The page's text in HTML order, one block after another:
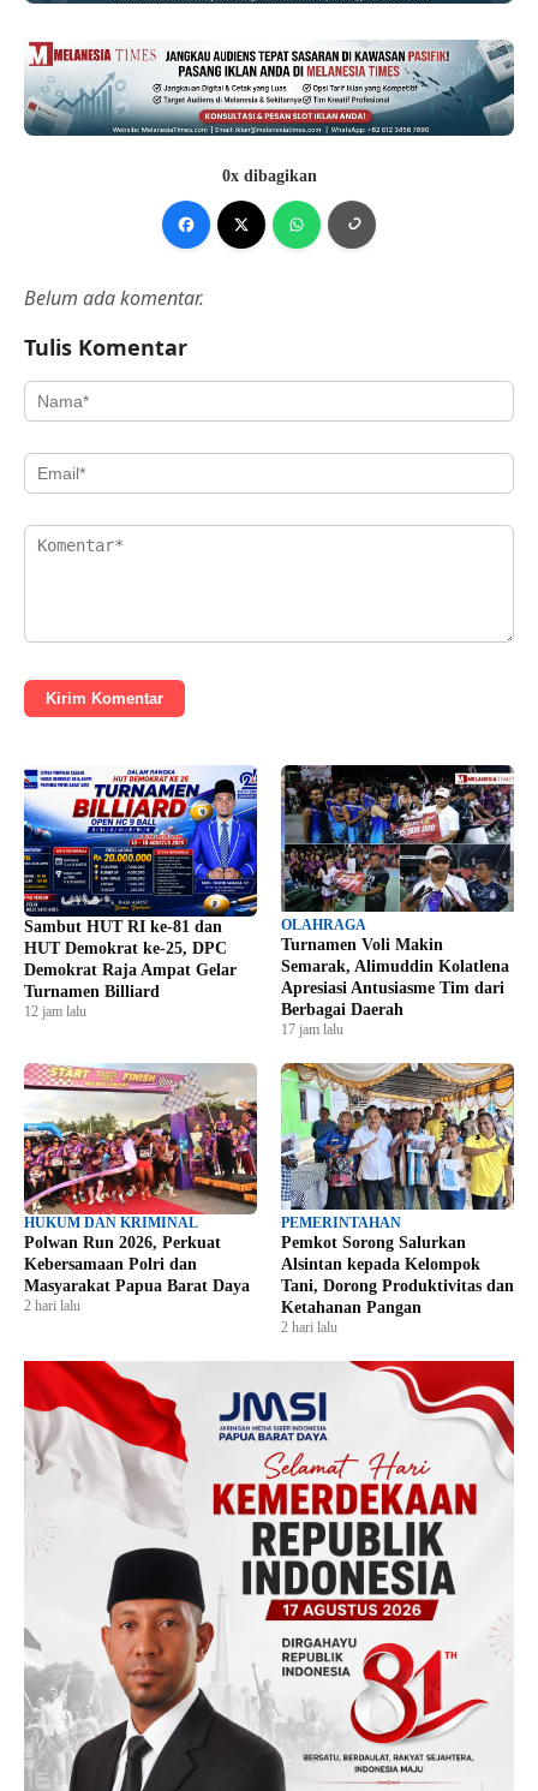
0x dibagikan
Belum ada komentar.
Tulis Komentar
Kirim Komentar
Sambut HUT RI ke-81 dan
HUT Demokrat ke-25, DPC
Demokrat Raja Ampat Gelar
Turnamen Billiard
12 jam lalu
OLAHRAGA
Turnamen Voli Makin
Semarak, Alimuddin Kolatlena
Apresiasi Antusiasme Tim dari
Berbagai Daerah
17 jam lalu
HUKUM DAN KRIMINAL
Polwan Run 2026, Perkuat
Kebersamaan Polri dan
Masyarakat Papua Barat Daya
2 hari lalu
PEMERINTAHAN
Pemkot Sorong Salurkan
Alsintan kepada Kelompok
Tani, Dorong Produktivitas dan
Ketahanan Pangan
2 hari lalu